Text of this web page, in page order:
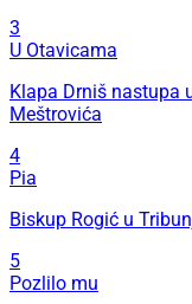
3
U Otavicama
Klapa Drniš nastupa
Meštrovića
4
Pia
Biskup Rogić u
5
Pozlilo mu